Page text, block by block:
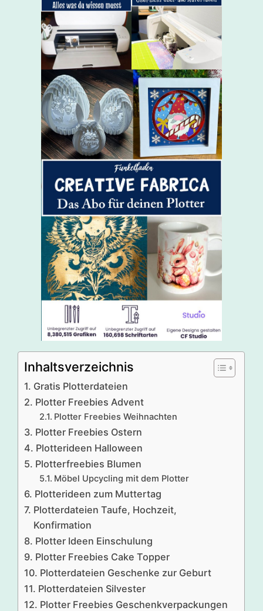
Inhaltsverzeichnis
Gratis Plotterdateien
Plotter Freebies Advent
Plotter Freebies Weihnachten
Plotter Freebies Ostern
Plotterideen Halloween
Plotterfreebies Blumen
Möbel Upcycling mit dem Plotter
Plotterideen zum Muttertag
Plotterdateien Taufe, Hochzeit,
Konfirmation
Plotter Ideen Einschulung
Plotter Freebies Cake Topper
Plotterdateien Geschenke zur Geburt
Plotterdateien Silvester
Plotter Freebies Geschenkverpackungen